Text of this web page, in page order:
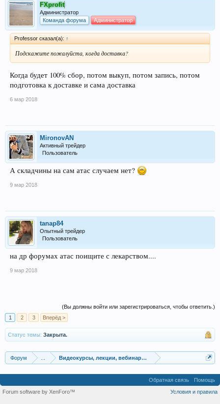
FXprofit
Администратор
Команда форума
Администратор
Professor сказал(а): ↑
Подскажите пожалуйста, когда доставка?
Когда будет 100% сбор, потом выкуп, потом запись, потом
подготовка к доставке и сама доставка
6 мар 2018
MironovAN
Активный трейдер
Пользователь
А складчины на сам атас случаем нет?
9 мар 2018
tanap84
Опытный трейдер
Пользователь
на др форумах атас поищите с лекарством....
9 мар 2018
(Вы должны войти или зарегистрироваться, чтобы ответить.)
1
2 3 Вперёд >
Статус темы: Закрыта.
Форум Видеокурсы, лекции, вебинары, учебный материал
Обратная связь
Помощь
Условия и правила
Forum software by XenForo™